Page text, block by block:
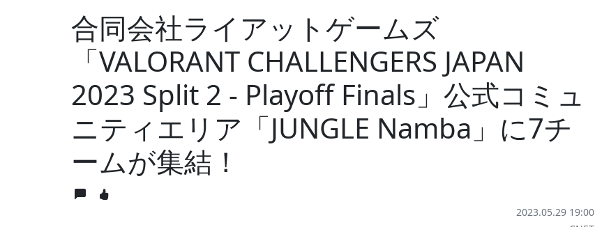
合同会社ライアットゲームズ
「VALORANT CHALLENGERS JAPAN
2023 Split 2 - Playoff Finals」公式コミュ
ニティエリア「JUNGLE Namba」に7チ
ームが集結！
2023.05.29 19:00